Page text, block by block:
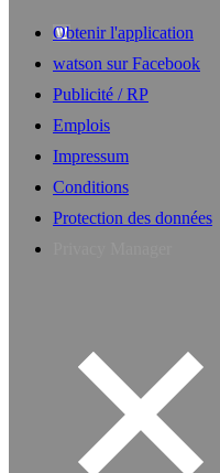
Obtenir l'application
watson sur Facebook
Publicité / RP
Emplois
Impressum
Conditions
Protection des données